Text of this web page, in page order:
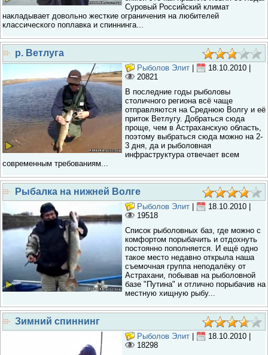
Суровый Российский климат
накладывает довольно жесткие ограничения на любителей
классического поплавка и спиннинга...
р. Ветлуга
Рыболов Элит 18.10.2010
20821
В последние годы рыболовы
столичного региона всё чаще
отправляются на Среднюю Волгу и её
приток Ветлугу. Добраться сюда
проще, чем в Астраханскую область,
поэтому выбраться сюда можно на 2-
3 дня, да и рыболовная
инфраструктура отвечает всем
современным требованиям...
Рыбалка на нижней Волге
Рыболов Элит 18.10.2010
19518
Список рыболовных баз, где можно с
комфортом порыбачить и отдохнуть
постоянно пополняется. И ещё одно
такое место недавно открыла наша
съемочная группа неподалёку от
Астрахани, побывав на рыболовной
базе "Путина" и отлично порыбачив на
местную хищную рыбу...
Зимний спиннинг
Рыболов Элит 18.10.2010
18298